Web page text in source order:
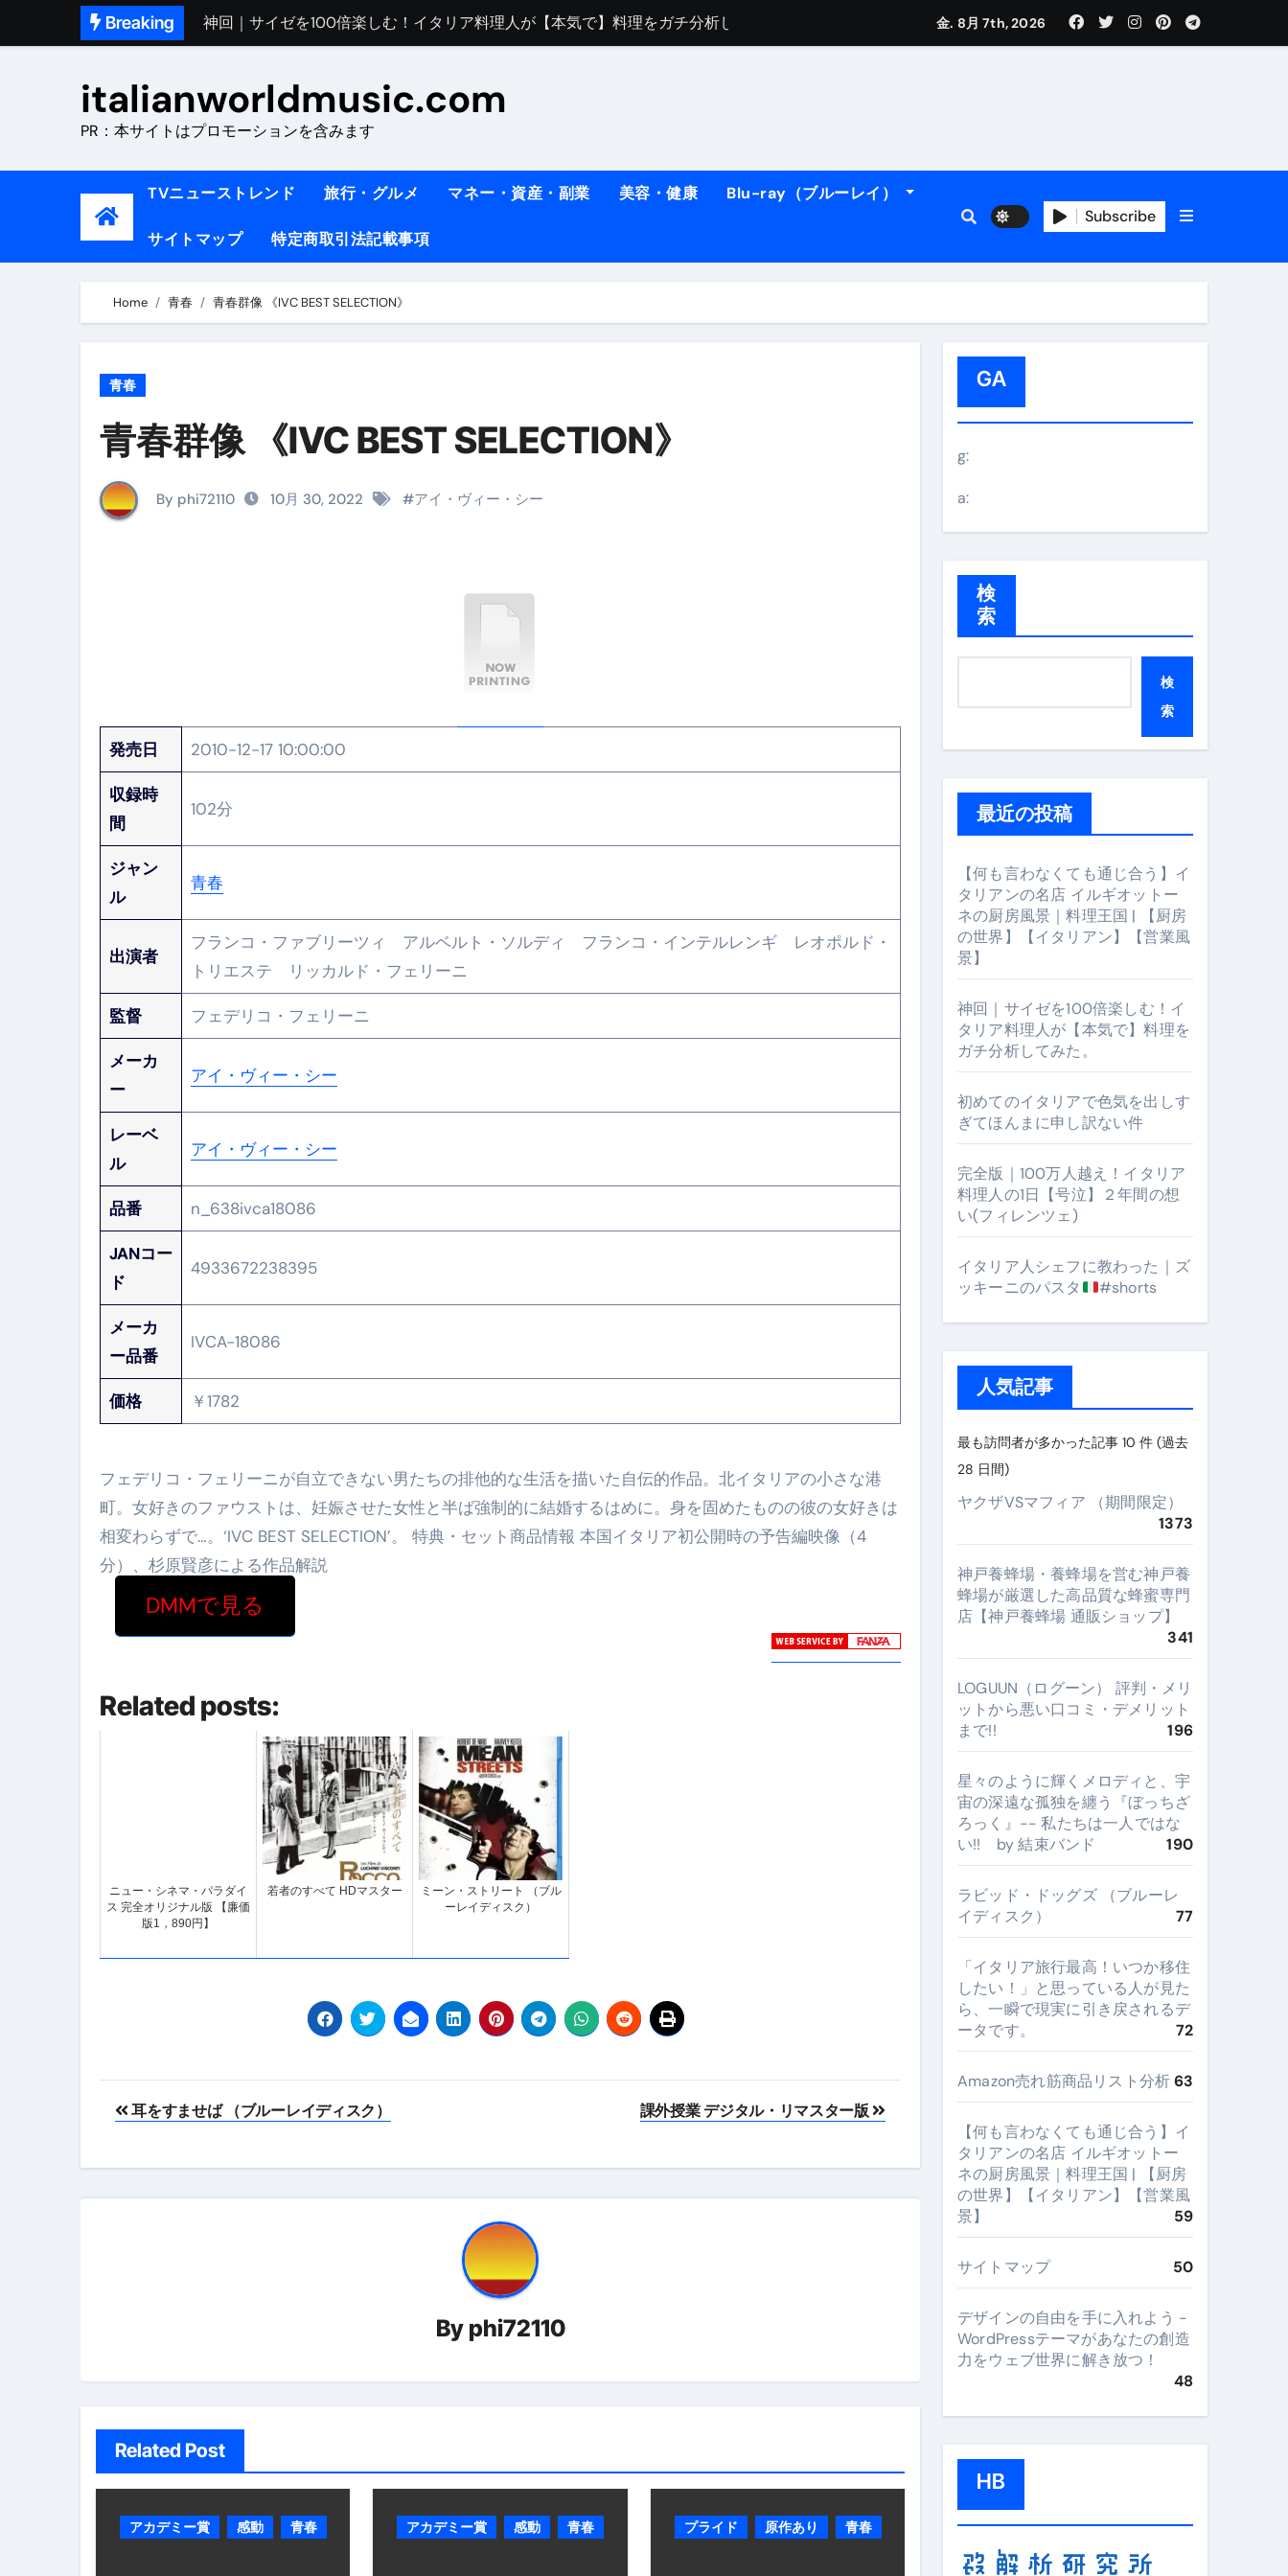
Breaking
初めてのイタリアで色気を出しすぎてほんまに申し訳ない件
イタリア人シェフに教わった｜ズッキーニのパスタ
​「イタリア旅行最高！いつか移住したい！」と思っている人が見たら、一瞬で現実に引き戻されるデータです。
イタリアNo. 1肉料理【ポルケッタ】スーパーの豚肉が大変身#shorts
トラブル回避のリアルな裏技アドバイスも
ラビッド・ドッグズ （ブルーレイディスク）
【vlog】超弾丸！！！仕事終わりに3都市巡る、４泊６日イタリア女子旅vlog
イタリア料理店【営業風景】週末ビリビリのランチ営業
笑む窓のある家 4K修復版 （ブルーレイディスク）
【Vlog：July 2025】マリナと過ごしたイタリア
Lake Como, Italy VLOG | Awesome things to do in Lake Como!
【賄いラーメン】人生初の二郎系ラーメン！イタリア人シェフ達に作ってみた結果…
フェノミナ-4K吹替音声収録版- （ブルーレイディスク）
今年一番美味しい【卵かけご飯】#shorts
イタリア旅行体験談＆オススメスポット｜a domenica! – Podcast #8
本場イタリア観光客の来ない店【ペスト・ジェノベーゼ】が衝撃のうまさ！
【何も言わなくても通じ合う】イタリアンの名店 イルギオットーネの厨房風景｜料理王国 | 【厨房の世界】【イタリアン】【営業風景】
金. 8月 7th, 2026
italianworldmusic.com
PR：本サイトはプロモーションを含みます
TVニューストレンド 旅行・グルメ マネー・資産・副業 美容・健康 Blu-ray（ブルーレイ）
サイトマップ 特定商取引法記載事項
Subscribe
Home 青春 青春群像 《IVC BEST SELECTION》
青春
青春群像 《IVC BEST SELECTION》
By phi72110 10月 30, 2022 #アイ・ヴィー・シー
発売日 2010-12-17 10:00:00
収録時
間
102分
ジャン
ル
青春
出演者
フランコ・ファブリーツィ アルベルト・ソルディ フランコ・インテルレンギ レオポルド・
トリエステ リッカルド・フェリーニ
監督 フェデリコ・フェリーニ
メーカ
ー
アイ・ヴィー・シー
レーベ
ル
アイ・ヴィー・シー
品番 n_638ivca18086
JANコー
ド
4933672238395
メーカ
ー品番
IVCA-18086
価格 ￥1782
フェデリコ・フェリーニが自立できない男たちの排他的な生活を描いた自伝的作品。北イタリアの小さな港
町。女好きのファウストは、妊娠させた女性と半ば強制的に結婚するはめに。身を固めたものの彼の女好きは
相変わらずで…。‘IVC BEST SELECTION’。 特典・セット商品情報 本国イタリア初公開時の予告編映像（4
分）、杉原賢彦による作品解説
DMMで見る
Related posts:
ニュー・シネマ・パラダイ
ス 完全オリジナル版 【廉価
版1，890円】
若者のすべて HDマスター
ミーン・ストリート （ブル
ーレイディスク）
投
ナ
ョ
耳をすませば （ブルーレイディスク） 課外授業 デジタル・リマスター版
By phi72110
Related Post
アカデミー賞 感動 青春 アカデミー賞 感動 青春 プライド 原作あり 青春
GA
g:
a:
検
索
検
索
最近の投稿
【何も言わなくても通じ合う】イ
タリアンの名店 イルギオットー
ネの厨房風景｜料理王国 | 【厨房
の世界】【イタリアン】【営業風
景】
神回｜サイゼを100倍楽しむ！イ
タリア料理人が【本気で】料理を
ガチ分析してみた。
初めてのイタリアで色気を出しす
ぎてほんまに申し訳ない件
完全版｜100万人越え！イタリア
料理人の1日【号泣】２年間の想
い(フィレンツェ)
イタリア人シェフに教わった｜ズ
ッキーニのパスタ
#shorts
人気記事
最も訪問者が多かった記事 10 件 (過去
28 日間)
ヤクザVSマフィア （期間限定）
1373
神戸養蜂場・養蜂場を営む神戸養
蜂場が厳選した高品質な蜂蜜専門
店【神戸養蜂場 通販ショップ】
341
LOGUUN（ログーン） 評判・メリ
ットから悪い口コミ・デメリット
まで!!
196
星々のように輝くメロディと、宇
宙の深遠な孤独を纏う『ぼっちざ
ろっく』-- 私たちは一人ではな
い!! by 結束バンド
190
ラビッド・ドッグズ （ブルーレ
イディスク）
77
​「イタリア旅行最高！いつか移住
したい！」と思っている人が見た
ら、一瞬で現実に引き戻されるデ
ータです。
72
Amazon売れ筋商品リスト分析63
【何も言わなくても通じ合う】イ
タリアンの名店 イルギオットー
ネの厨房風景｜料理王国 | 【厨房
の世界】【イタリアン】【営業風
景】
59
サイトマップ 50
デザインの自由を手に入れよう -
WordPressテーマがあなたの創造
力をウェブ世界に解き放つ！
48
HB